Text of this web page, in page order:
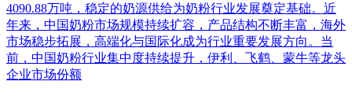
4090.88万吨，稳定的奶源供给为奶粉行业发展奠定基础。近
年来，中国奶粉市场规模持续扩容，产品结构不断丰富，海外
市场稳步拓展，高端化与国际化成为行业重要发展方向。当
前，中国奶粉行业集中度持续提升，伊利、飞鹤、蒙牛等龙头
企业市场份额